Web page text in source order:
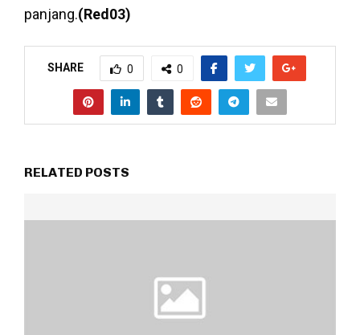
panjang.(Red03)
SHARE 0 0
RELATED POSTS